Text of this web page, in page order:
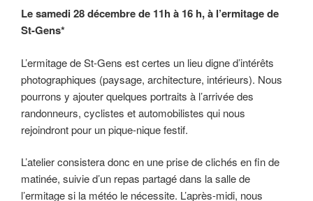
Le samedi 28 décembre de 11h à 16 h, à l’ermitage de
St-Gens*
L’ermitage de St-Gens est certes un lieu digne d’intérêts
photographiques (paysage, architecture, intérieurs). Nous
pourrons y ajouter quelques portraits à l’arrivée des
randonneurs, cyclistes et automobilistes qui nous
rejoindront pour un pique-nique festif.
L’atelier consistera donc en une prise de clichés en fin de
matinée, suivie d’un repas partagé dans la salle de
l’ermitage si la météo le nécessite. L’après-midi, nous